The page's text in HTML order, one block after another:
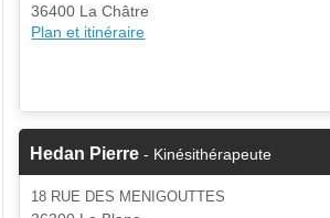
36400 La Châtre
Plan et itinéraire
Hedan Pierre - Kinésithérapeute
18 RUE DES MENIGOUTTES